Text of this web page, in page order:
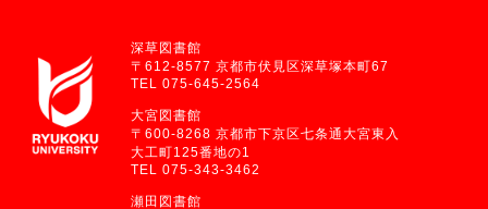
深草図書館
〒612-8577 京都市伏見区深草塚本町67
TEL 075-645-2564
大宮図書館
〒600-8268 京都市下京区七条通大宮東入
大工町125番地の1
TEL 075-343-3462
瀬田図書館